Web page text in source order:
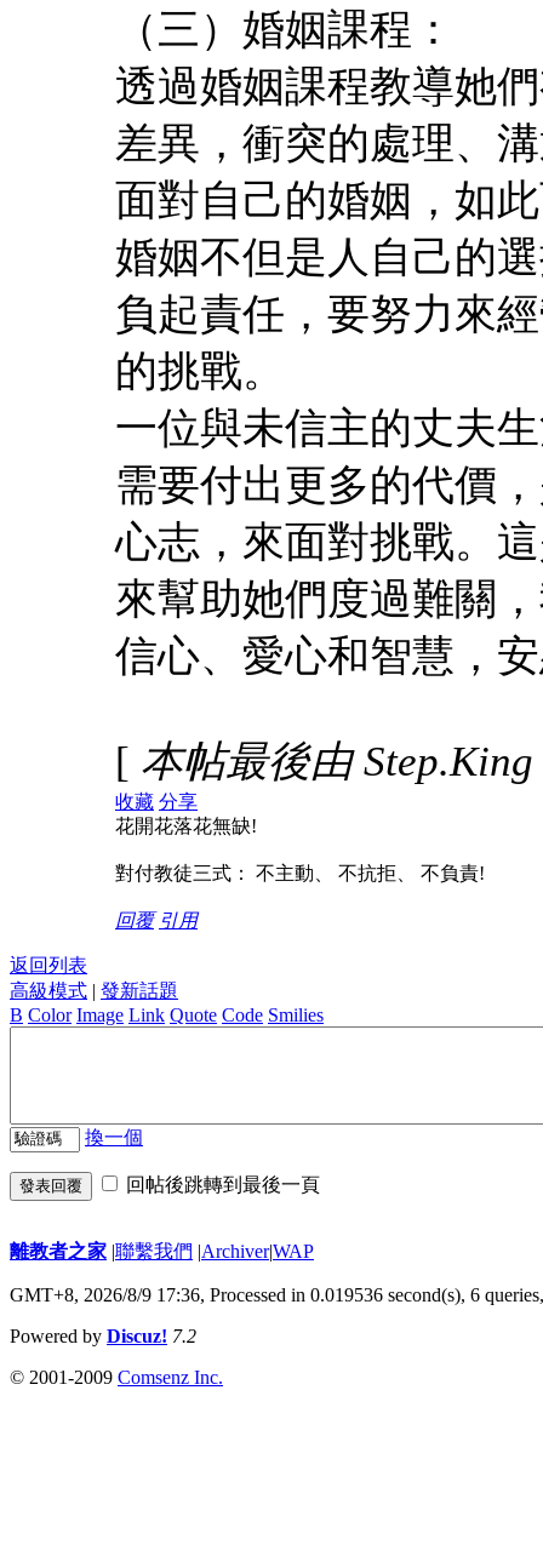
（三）婚姻課程：
透過婚姻課程教導她
差異，衝突的處理、
面對自己的婚姻，如
婚姻不但是人自己的
負起責任，要努力來
的挑戰。
一位與未信主的丈夫
需要付出更多的代價
心志，來面對挑戰。
來幫助她們度過難關
信心、愛心和智慧，
[ 本帖最後由
收藏 分享
花開花落花無缺!
對付教徒三式： 不主動、 不抗拒、 不負責!
回覆 引用
返回列表
高級模式 | 發新話題
B Color Image Link Quote Code Smilies
換一個
發表回覆 回帖後跳轉到最後一頁
離教者之家 |聯繫我們 |Archiver|WAP
GMT+8, 2026/8/9 17:36, Processed in 0.019536 second(s), 6
Powered by Discuz! 7.2
© 2001-2009 Comsenz Inc.